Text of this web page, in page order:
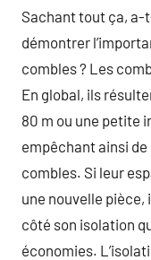
Sachant tout ça, a-
démontrer
combles ? Les
En global, ils
80 m ou une petite
empêchant ainsi
combles. Si leur
une nouvelle
côté son isolation
économies.